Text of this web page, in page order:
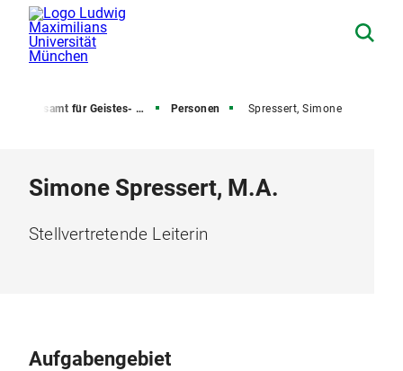
Prüfungsamt für Geistes- und Sozialwissenschaften Personen Spressert, Simone
Simone Spressert, M.A.
Stellvertretende Leiterin
Aufgabengebiet